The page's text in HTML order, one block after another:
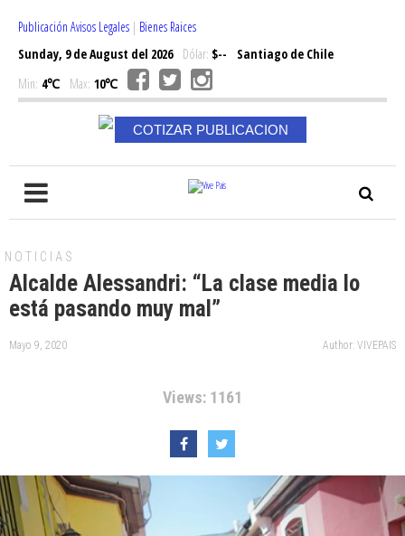
Publicación Avisos Legales | Bienes Raices
Sunday, 9 de August del 2026Dólar: $--
Santiago de Chile
Min: 4℃ Max: 10℃
COTIZAR PUBLICACION
NOTICIAS
Alcalde Alessandri: “La clase media lo
está pasando muy mal”
Mayo 9, 2020 Author: VIVEPAIS
Views: 1161